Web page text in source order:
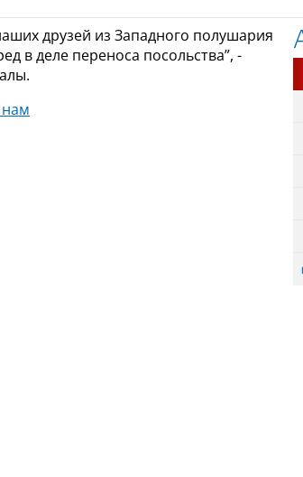
друзей из Западного полушария
в деле переноса посольства”, -